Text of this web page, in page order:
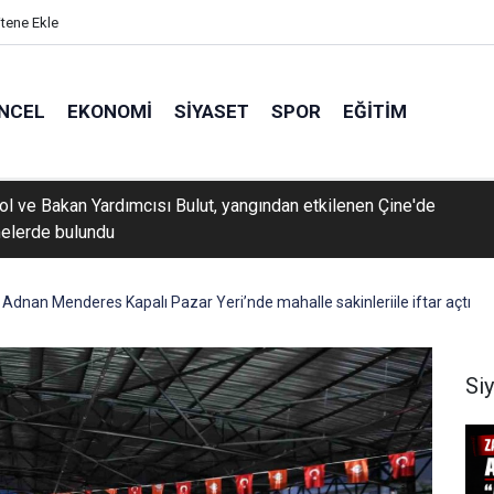
Ekle
EKONOMI SIYASET SPOR EĞITIM
ve Bakan Yardımcısı Bulut, yangından etkilenen Çine'de
bulundu
Menderes Kapalı Pazar Yeri’nde mahalle sakinleriile iftar açtı